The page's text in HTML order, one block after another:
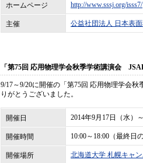
ホームページ http://www.sssj.org/isss7/
主催 公益社団法人 日本表
「第75回 応用物理学会秋季学術講演会
9/17～9/20に開催の「第75回 応用物理学会
りがとうございました。
開催日 2014年9月17日（水）
開催時間 10:00～18:00（最終日
開催場所 北海道大学 札幌キャ